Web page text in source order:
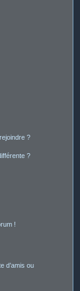
?
?
!
d’amis ou